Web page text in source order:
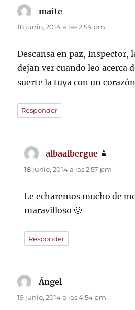
maite
18 junio, 2014 a las 2:54 pm
Descansa en paz, Inspector,
dejan ver cuando leo acerca
suerte la tuya con un
Responder
albaalbergue
18 junio, 2014 a las 2:57 pm
Le echaremos mucho de
maravilloso 🙁
Responder
Ángel
19 junio, 2014 a las 4:54 pm